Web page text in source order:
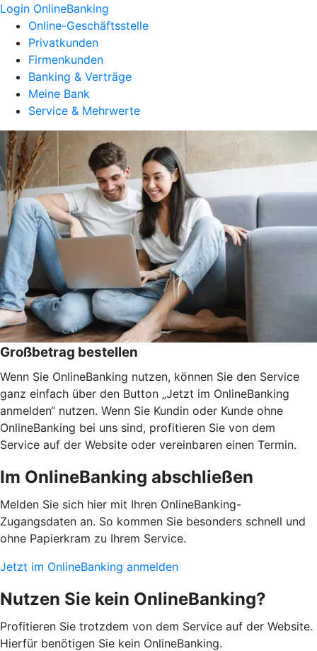
Login OnlineBanking
Online-Geschäftsstelle
Privatkunden
Firmenkunden
Banking & Verträge
Meine Bank
Service & Mehrwerte
Großbetrag bestellen
Wenn Sie OnlineBanking nutzen, können Sie den Service
ganz einfach über den Button „Jetzt im OnlineBanking
anmelden“ nutzen. Wenn Sie Kundin oder Kunde ohne
OnlineBanking bei uns sind, profitieren Sie von dem
Service auf der Website oder vereinbaren einen Termin.
Im OnlineBanking abschließen
Melden Sie sich hier mit Ihren OnlineBanking-
Zugangsdaten an. So kommen Sie besonders schnell und
ohne Papierkram zu Ihrem Service.
Jetzt im OnlineBanking anmelden
Nutzen Sie kein OnlineBanking?
Profitieren Sie trotzdem von dem Service auf der Website.
Hierfür benötigen Sie kein OnlineBanking.